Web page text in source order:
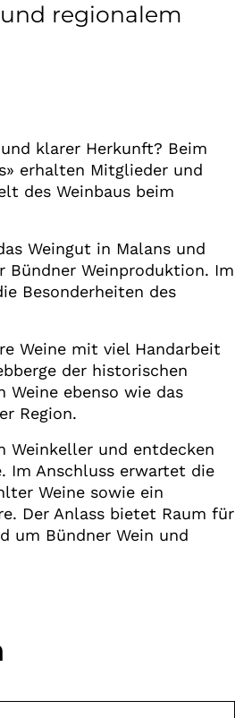
regionalem
klarer Herkunft? Beim
erhalten Mitglieder und
des Weinbaus beim
Weingut in Malans und
Bündner Weinproduktion. Im
Besonderheiten des
Weine mit viel Handarbeit
der historischen
Weine ebenso wie das
Region.
Weinkeller und entdecken
Im Anschluss erwartet die
Weine sowie ein
Der Anlass bietet Raum für
um Bündner Wein und